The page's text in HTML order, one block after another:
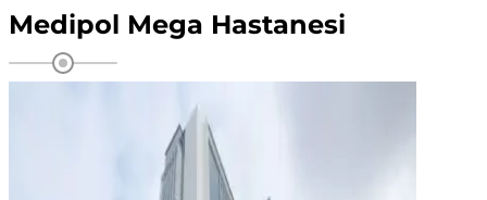
Medipol Mega Hastanesi